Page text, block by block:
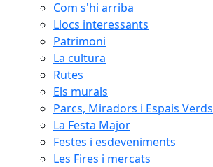
Com s'hi arriba
Llocs interessants
Patrimoni
La cultura
Rutes
Els murals
Parcs, Miradors i Espais Verds
La Festa Major
Festes i esdeveniments
Les Fires i mercats